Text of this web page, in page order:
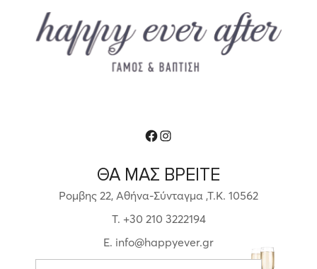
ΘΑ ΜΑΣ ΒΡΕΙΤΕ
Ρομβης 22, Αθήνα-Σύνταγμα ,Τ.Κ. 10562
T. +30 210 3222194
E. info@happyever.gr
Facebook
Instagram